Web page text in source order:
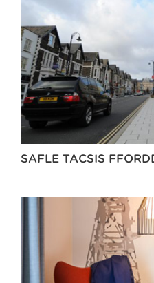
SAFLE TACSIS